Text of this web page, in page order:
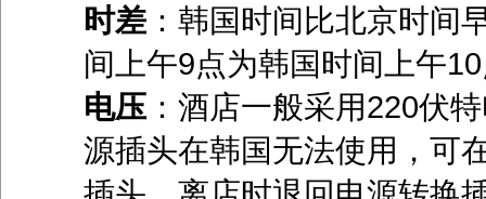
时差：韩国时间比北京时间
间上午9点为韩国时间上午
电压：酒店一般采用220伏
源插头在韩国无法使用，可